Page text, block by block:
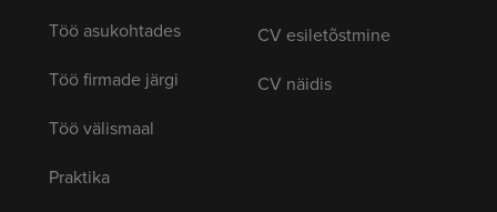
Töö asukohtades
Töö firmade järgi
Töö välismaal
Praktika
CV esiletõstmine
CV näidis